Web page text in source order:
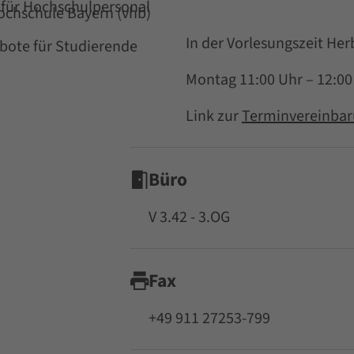
Hochschulpersonal
Bayern (vhb)
für Studierende
In der Vorlesungszeit
Montag 11:00 Uhr –
Link zur
Büro
V 3.42 - 3.OG
Fax
+49 911 27253-799